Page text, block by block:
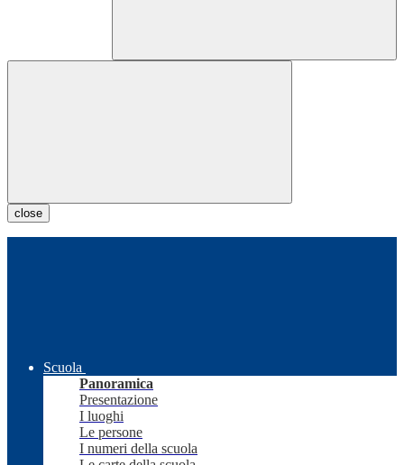
close
Scuola
Panoramica
Presentazione
I luoghi
Le persone
I numeri della scuola